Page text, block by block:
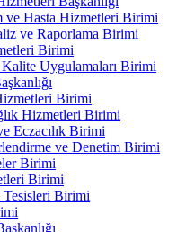
ve Hasta Hizmetleri Birimi
ve Raporlama Birimi
Birimi
Uygulamaları Birimi
Birimi
Hizmetleri Birimi
Eczacılık Birimi
ve Denetim Birimi
Birimi
Birimi
Tesisleri Birimi